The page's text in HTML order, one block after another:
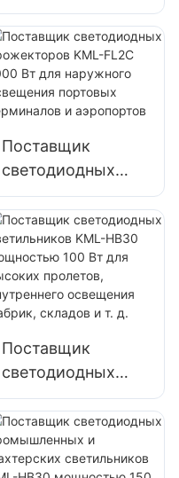
прожекторов
KML-FL2C
мощностью 500
Вт для наружного
освещения
строительных
площадок
Поставщик
светодиодных
прожекторов
KML-FL2C 1000 Вт
для наружного
освещения
портовых
терминалов и
аэропортов
Поставщик
светодиодных
светильников
KML-HB30
мощностью 100
Вт для высоких